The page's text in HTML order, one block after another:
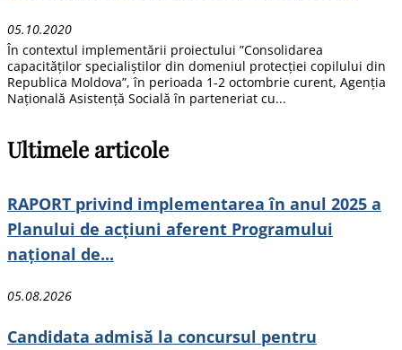
05.10.2020
În contextul implementării proiectului ”Consolidarea
capacităților specialiștilor din domeniul protecției copilului din
Republica Moldova”, în perioada 1-2 octombrie curent, Agenția
Națională Asistență Socială în parteneriat cu...
Ultimele articole
RAPORT privind implementarea în anul 2025 a
Planului de acțiuni aferent Programului
național de...
05.08.2026
Candidata admisă la concursul pentru